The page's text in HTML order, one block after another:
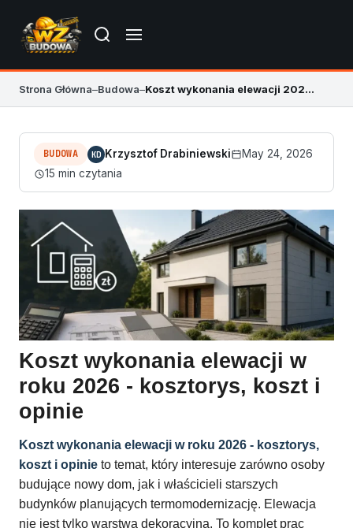
Strona Główna–Budowa– Koszt wykonania elewacji 2026 – kosztorys i opinie
BUDOWA KD Krzysztof Drabiniewski
May 24, 2026
15 min czytania
Koszt wykonania elewacji w
roku 2026 - kosztorys, koszt i
opinie
Koszt wykonania elewacji w roku 2026 - kosztorys,
koszt i opinie to temat, który interesuje zarówno osoby
budujące nowy dom, jak i właścicieli starszych
budynków planujących termomodernizację. Elewacja
nie jest tylko warstwą dekoracyjną. To komplet prac